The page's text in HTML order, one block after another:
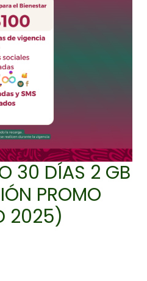
30 DÍAS 2 GB
PROMO
2025)